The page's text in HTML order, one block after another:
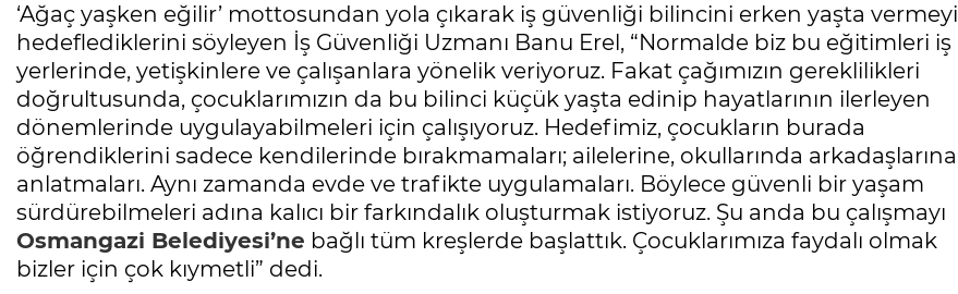
‘Ağaç yaşken eğilir’ mottosundan yola çıkarak iş güvenliği bilincini erken yaşta vermeyi
hedeflediklerini söyleyen İş Güvenliği Uzmanı Banu Erel, “Normalde biz bu eğitimleri iş
yerlerinde, yetişkinlere ve çalışanlara yönelik veriyoruz. Fakat çağımızın gereklilikleri
doğrultusunda, çocuklarımızın da bu bilinci küçük yaşta edinip hayatlarının ilerleyen
dönemlerinde uygulayabilmeleri için çalışıyoruz. Hedefimiz, çocukların burada
öğrendiklerini sadece kendilerinde bırakmamaları; ailelerine, okullarında arkadaşlarına
anlatmaları. Aynı zamanda evde ve trafikte uygulamaları. Böylece güvenli bir yaşam
sürdürebilmeleri adına kalıcı bir farkındalık oluşturmak istiyoruz. Şu anda bu çalışmayı
Osmangazi Belediyesi’ne bağlı tüm kreşlerde başlattık. Çocuklarımıza faydalı olmak
bizler için çok kıymetli” dedi.